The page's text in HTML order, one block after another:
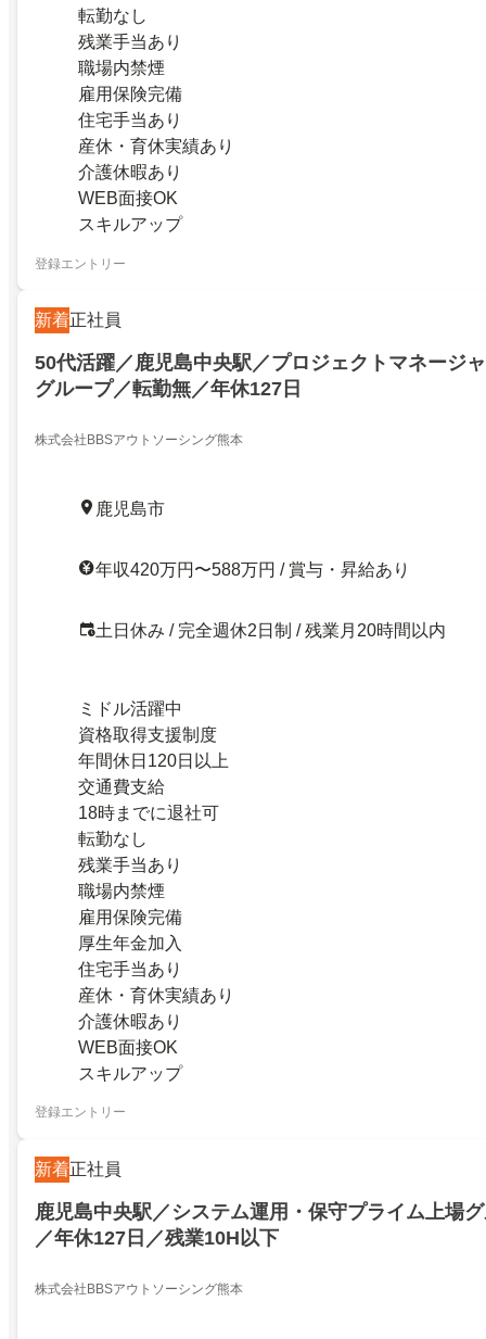
転勤なし
残業手当あり
職場内禁煙
雇用保険完備
住宅手当あり
産休・育休実績あり
介護休暇あり
WEB面接OK
スキルアップ
登録エントリー
新着正社員
50代活躍／鹿児島中央駅／プロジェクトマネージ
グループ／転勤無／年休127日
株式会社BBSアウトソーシング熊本
鹿児島市
年収420万円〜588万円 / 賞与・昇給あり
土日休み / 完全週休2日制 / 残業月20時間以内
ミドル活躍中
資格取得支援制度
年間休日120日以上
交通費支給
18時までに退社可
転勤なし
残業手当あり
職場内禁煙
雇用保険完備
厚生年金加入
住宅手当あり
産休・育休実績あり
介護休暇あり
WEB面接OK
スキルアップ
登録エントリー
新着正社員
鹿児島中央駅／システム運用・保守プライム上場
／年休127日／残業10H以下
株式会社BBSアウトソーシング熊本